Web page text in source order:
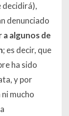
decidirá),
denunciado
a algunos de
; es decir, que
ha sido
y por
mucho